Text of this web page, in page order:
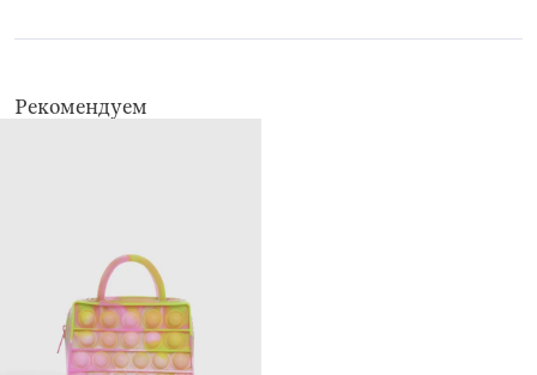
Рекомендуем